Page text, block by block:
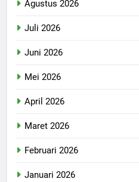
Agustus 2026
Juli 2026
Juni 2026
Mei 2026
April 2026
Maret 2026
Februari 2026
Januari 2026